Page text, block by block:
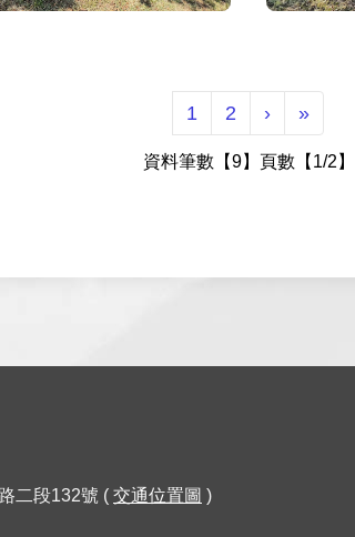
1 2 ›下一頁
»最後
資料筆數【9】頁數【1/2】
二段132號 ( 交通位置圖 )